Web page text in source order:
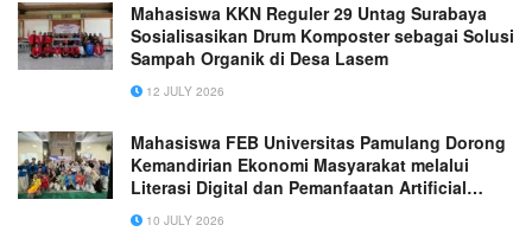
Mahasiswa KKN Reguler 29 Untag Surabaya
Sosialisasikan Drum Komposter sebagai Solusi
Sampah Organik di Desa Lasem
12 JULY 2026
Mahasiswa FEB Universitas Pamulang Dorong
Kemandirian Ekonomi Masyarakat melalui
Literasi Digital dan Pemanfaatan Artificial
Intelligence
10 JULY 2026